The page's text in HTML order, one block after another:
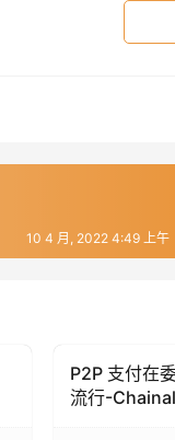
10 4 月, 2022 4:49 上午
Blockchain
P2P 支付在
流行-